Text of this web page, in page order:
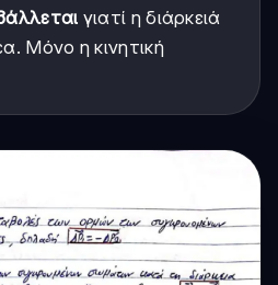
γιατί η διάρκειά
Μόνο η κινητική